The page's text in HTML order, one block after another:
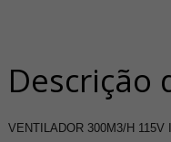
Descrição
VENTILADOR 300M3/H 115V